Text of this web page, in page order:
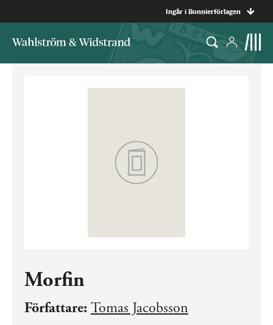
Ingår i Bonnierförlagen
Morfin
Författare: Tomas Jacobsson